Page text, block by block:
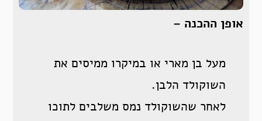
אופן ההכנה –
מעל בן מארי או במיקרו ממיסים את
השוקולד הלבן.
לאחר שהשוקולד נמס משלבים לתוכו